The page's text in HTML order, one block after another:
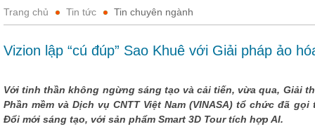
Trang chủ Tin tức Tin chuyên ngành
Vizion lập “cú đúp” Sao Khuê với Giải pháp ảo
Với tinh thần không ngừng sáng tạo và cải tiến, vừa qua, Giải
Phần mềm và Dịch vụ CNTT Việt Nam (VINASA) tổ chức đã
Đổi mới sáng tạo, với sản phẩm Smart 3D Tour tích hợp AI.